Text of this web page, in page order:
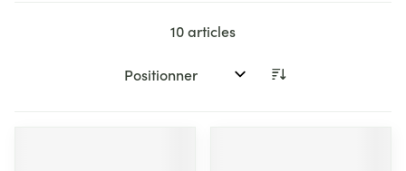
10articles
Trier par: